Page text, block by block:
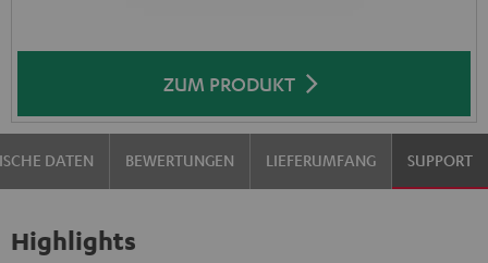
ZUM PRODUKT
DATEN BEWERTUNGEN LIEFERUMFANG SUPPORT
Highlights